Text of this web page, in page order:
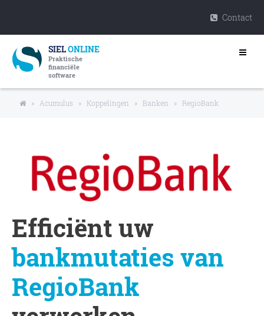
Contact
SIELONLINE
Praktische
financiële
software
» Acumulus » Koppelingen » Banken » RegioBank
Efficiënt uw
bankmutaties van
RegioBank